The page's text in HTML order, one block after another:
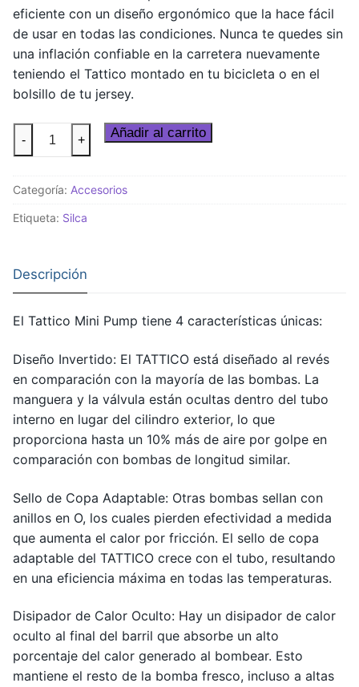
eficiente con un diseño ergonómico que la hace fácil
de usar en todas las condiciones. Nunca te quedes sin
una inflación confiable en la carretera nuevamente
teniendo el Tattico montado en tu bicicleta o en el
bolsillo de tu jersey.
Tattico
Pump
cantidad
- + Añadir al carrito
Categoría: Accesorios
Etiqueta: Silca
Descripción
El Tattico Mini Pump tiene 4 características únicas:
Diseño Invertido: El TATTICO está diseñado al revés
en comparación con la mayoría de las bombas. La
manguera y la válvula están ocultas dentro del tubo
interno en lugar del cilindro exterior, lo que
proporciona hasta un 10% más de aire por golpe en
comparación con bombas de longitud similar.
Sello de Copa Adaptable: Otras bombas sellan con
anillos en O, los cuales pierden efectividad a medida
que aumenta el calor por fricción. El sello de copa
adaptable del TATTICO crece con el tubo, resultando
en una eficiencia máxima en todas las temperaturas.
Disipador de Calor Oculto: Hay un disipador de calor
oculto al final del barril que absorbe un alto
porcentaje del calor generado al bombear. Esto
mantiene el resto de la bomba fresco, incluso a altas